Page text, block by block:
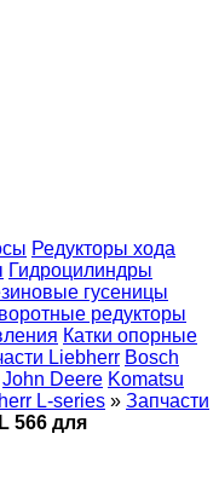
Редукторы хода
Гидроцилиндры
гусеницы
редукторы
Катки опорные
Liebherr Bosch
John Deere Komatsu
L-series » Запчасти
566 для